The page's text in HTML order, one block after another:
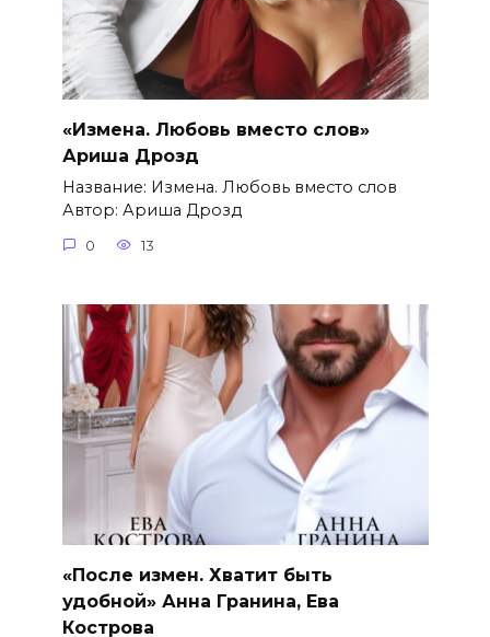
«Измена. Любовь вместо слов»
Ариша Дрозд
Название: Измена. Любовь вместо слов
Автор: Ариша Дрозд
0 13
«После измен. Хватит быть
удобной» Анна Гранина, Ева
Кострова